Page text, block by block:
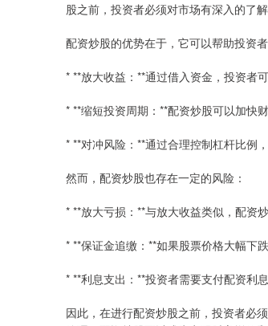
股之前，投资者必须对市场有深入的了
配资炒股的优势在于，它可以帮助投资者
* **放大收益：**通过借入资金，投资者
* **缩短投资周期：**配资炒股可以加快
* **对冲风险：**通过合理控制杠杆比例
然而，配资炒股也存在一定的风险：
* **放大亏损：**与放大收益类似，配资
* **保证金追缴：**如果股票价格大幅下
* **利息支出：**投资者需要支付配资利
因此，在进行配资炒股之前，投资者必